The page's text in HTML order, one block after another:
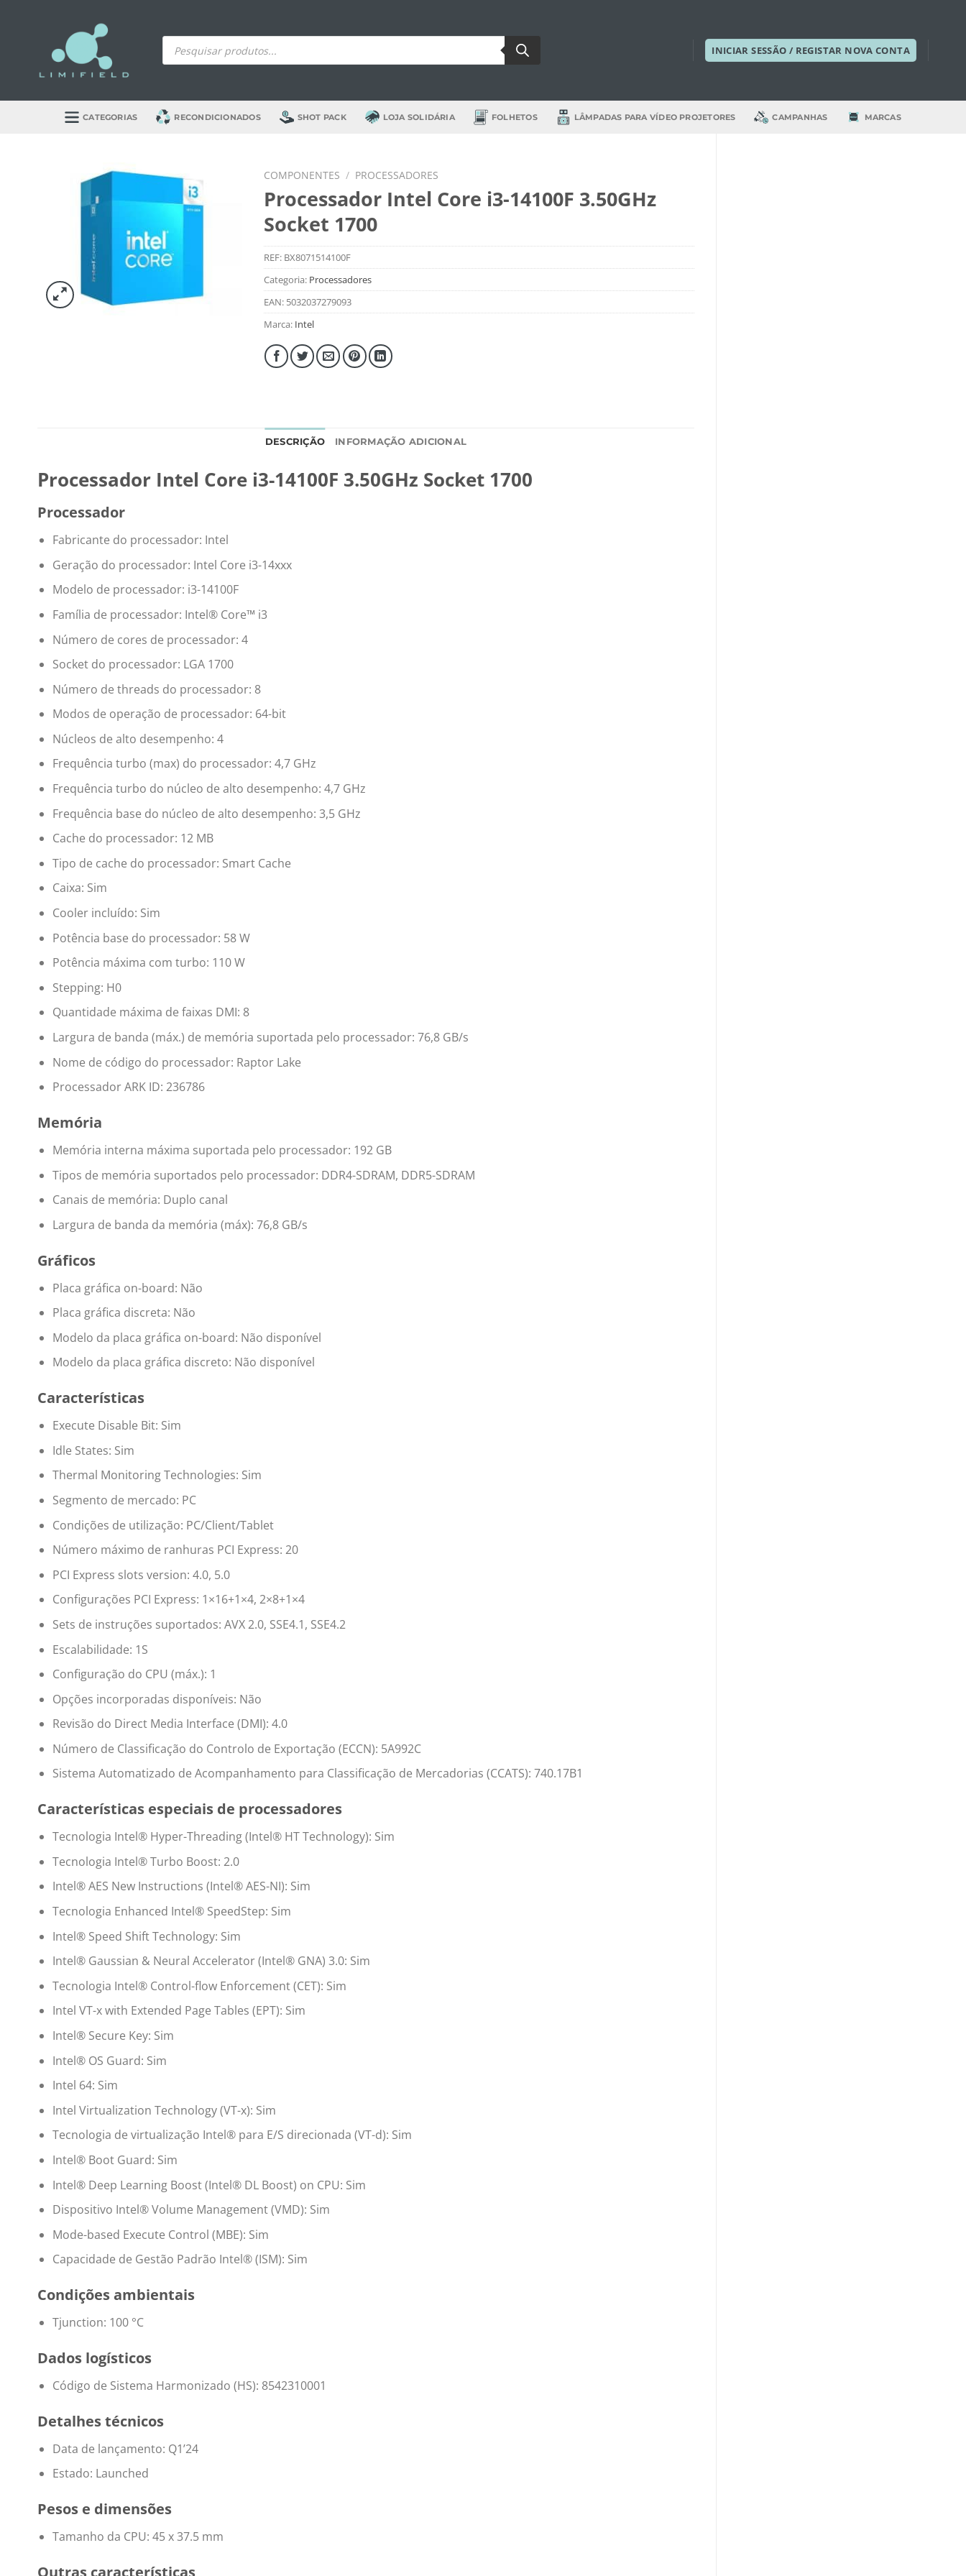
Products
search INICIAR SESSÃO / REGISTAR NOVA CONTA
CATEGORIAS RECONDICIONADOS SHOT PACK LOJA SOLIDÁRIA FOLHETOS LÂMPADAS PARA VÍDEO PROJETORES CAMPANHAS MARCAS
COMPONENTES / PROCESSADORES
Processador Intel Core i3-14100F 3.50GHz
Socket 1700
REF: BX8071514100F
Categoria: Processadores
EAN: 5032037279093
Marca: Intel
DESCRIÇÃO INFORMAÇÃO ADICIONAL
Processador Intel Core i3-14100F 3.50GHz Socket 1700
Processador
Fabricante do processador: Intel
Geração do processador: Intel Core i3-14xxx
Modelo de processador: i3-14100F
Família de processador: Intel® Core™ i3
Número de cores de processador: 4
Socket do processador: LGA 1700
Número de threads do processador: 8
Modos de operação de processador: 64-bit
Núcleos de alto desempenho: 4
Frequência turbo (max) do processador: 4,7 GHz
Frequência turbo do núcleo de alto desempenho: 4,7 GHz
Frequência base do núcleo de alto desempenho: 3,5 GHz
Cache do processador: 12 MB
Tipo de cache do processador: Smart Cache
Caixa: Sim
Cooler incluído: Sim
Potência base do processador: 58 W
Potência máxima com turbo: 110 W
Stepping: H0
Quantidade máxima de faixas DMI: 8
Largura de banda (máx.) de memória suportada pelo processador: 76,8 GB/s
Nome de código do processador: Raptor Lake
Processador ARK ID: 236786
Memória
Memória interna máxima suportada pelo processador: 192 GB
Tipos de memória suportados pelo processador: DDR4-SDRAM, DDR5-SDRAM
Canais de memória: Duplo canal
Largura de banda da memória (máx): 76,8 GB/s
Gráficos
Placa gráfica on-board: Não
Placa gráfica discreta: Não
Modelo da placa gráfica on-board: Não disponível
Modelo da placa gráfica discreto: Não disponível
Características
Execute Disable Bit: Sim
Idle States: Sim
Thermal Monitoring Technologies: Sim
Segmento de mercado: PC
Condições de utilização: PC/Client/Tablet
Número máximo de ranhuras PCI Express: 20
PCI Express slots version: 4.0, 5.0
Configurações PCI Express: 1×16+1×4, 2×8+1×4
Sets de instruções suportados: AVX 2.0, SSE4.1, SSE4.2
Escalabilidade: 1S
Configuração do CPU (máx.): 1
Opções incorporadas disponíveis: Não
Revisão do Direct Media Interface (DMI): 4.0
Número de Classificação do Controlo de Exportação (ECCN): 5A992C
Sistema Automatizado de Acompanhamento para Classificação de Mercadorias (CCATS): 740.17B1
Características especiais de processadores
Tecnologia Intel® Hyper-Threading (Intel® HT Technology): Sim
Tecnologia Intel® Turbo Boost: 2.0
Intel® AES New Instructions (Intel® AES-NI): Sim
Tecnologia Enhanced Intel® SpeedStep: Sim
Intel® Speed Shift Technology: Sim
Intel® Gaussian & Neural Accelerator (Intel® GNA) 3.0: Sim
Tecnologia Intel® Control-flow Enforcement (CET): Sim
Intel VT-x with Extended Page Tables (EPT): Sim
Intel® Secure Key: Sim
Intel® OS Guard: Sim
Intel 64: Sim
Intel Virtualization Technology (VT-x): Sim
Tecnologia de virtualização Intel® para E/S direcionada (VT-d): Sim
Intel® Boot Guard: Sim
Intel® Deep Learning Boost (Intel® DL Boost) on CPU: Sim
Dispositivo Intel® Volume Management (VMD): Sim
Mode-based Execute Control (MBE): Sim
Capacidade de Gestão Padrão Intel® (ISM): Sim
Condições ambientais
Tjunction: 100 °C
Dados logísticos
Código de Sistema Harmonizado (HS): 8542310001
Detalhes técnicos
Data de lançamento: Q1’24
Estado: Launched
Pesos e dimensões
Tamanho da CPU: 45 x 37.5 mm
Outras características